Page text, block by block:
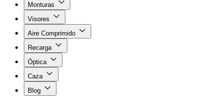
Monturas
Visores
Aire Comprimido
Recarga
Óptica
Caza
Blog